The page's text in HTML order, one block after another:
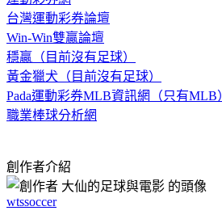
台灣運動彩券論壇
Win-Win雙贏論壇
穩贏（目前沒有足球）
黃金獵犬（目前沒有足球）
Pada運動彩券MLB資訊網（只有MLB
職業棒球分析網
創作者介紹
wtssoccer